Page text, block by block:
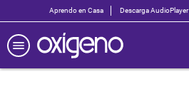
Aprendo en Casa Descarga AudioPlayer